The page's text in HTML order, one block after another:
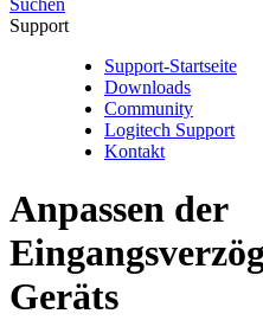
Suchen
Support
Support-Startseite
Downloads
Community
Logitech Support
Kontakt
Anpassen der
Geräts